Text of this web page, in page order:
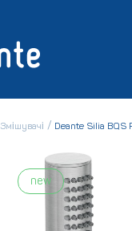
Змішувачі Deante Silia BQS
new